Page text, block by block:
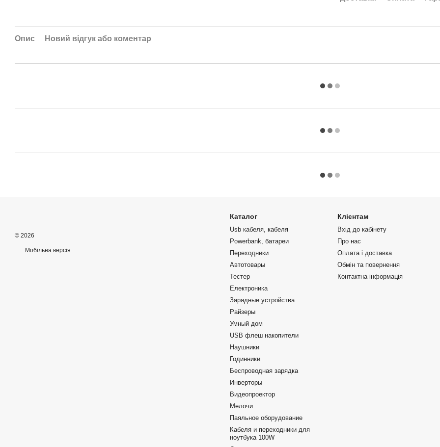
Опис Новий відгук або коментар
© 2026
Мобільна версія
Каталог
Usb кабеля, кабеля
Powerbank, батареи
Переходники
Автотовары
Тестер
Електроника
Зарядные устройства
Райзеры
Умный дом
USB флеш накопители
Наушники
Годинники
Беспроводная зарядка
Инверторы
Видеопроектор
Мелочи
Паяльное оборудование
Кабеля и переходники для
ноутбука 100W
Клієнтам
Вхід до кабінету
Про нас
Оплата і доставка
Обмін та повернення
Контактна інформація